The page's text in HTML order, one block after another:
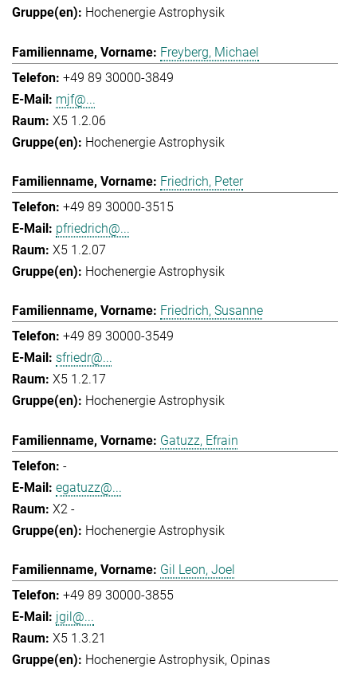
Hochenergie Astrophysik
Freyberg, Michael
+49 89 30000-3849
mjf@...
X5 1.2.06
Hochenergie Astrophysik
Friedrich, Peter
+49 89 30000-3515
pfriedrich@...
X5 1.2.07
Hochenergie Astrophysik
Friedrich, Susanne
+49 89 30000-3549
sfriedr@...
X5 1.2.17
Hochenergie Astrophysik
Gatuzz, Efrain
-
egatuzz@...
X2 -
Hochenergie Astrophysik
Gil Leon, Joel
+49 89 30000-3855
jgil@...
X5 1.3.21
Hochenergie Astrophysik Opinas